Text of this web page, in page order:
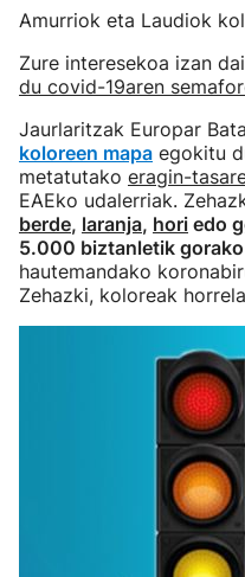
Amurriok eta Laudiok
Zure interesekoa izan
du covid-19aren
Jaurlaritzak Europar
koloreen mapa egokitu
metatutako eragin-
EAEko udalerriak.
berde, laranja, hori edo
5.000 biztanletik
hautemandako
Zehazki, koloreak